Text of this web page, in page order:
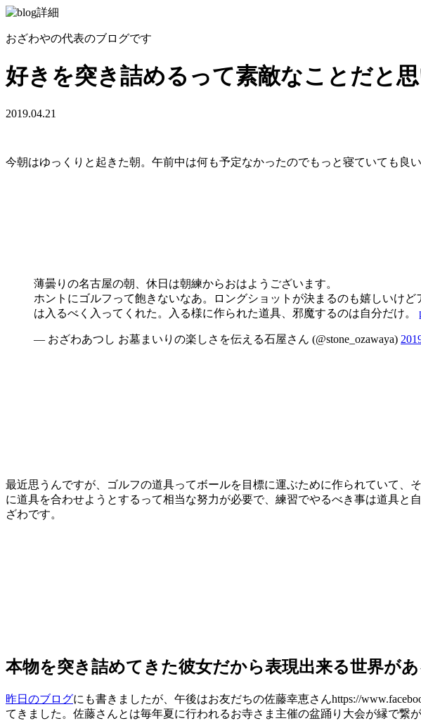
おざわやの代表のブログです
好きを突き詰めるって素敵なことだと
2019.04.21
今朝はゆっくりと起きた朝。午前中は何も予定なかったのでもっと寝ていても良
薄曇りの名古屋の朝、休日は朝練からおはようございます。
ホントにゴルフって飽きないなあ。ロングショットが決まるのも嬉しいけ
は入るべく入ってくれた。入る様に作られた道具、邪魔するのは自分だけ。
— おざわあつし お墓まいりの楽しさを伝える石屋さん (@stone_ozawaya)
最近思うんですが、ゴルフの道具ってボールを目標に運ぶために作られていて
に道具を合わせようとするって相当な努力が必要で、練習でやるべき事は道具
ざわです。
本物を突き詰めてきた彼女だから表現出来る世界があ
昨日のブログにも書きましたが、午後はお友だちの佐藤幸恵さんhttps://
てきました。佐藤さんとは毎年夏に行われるお寺さま主催の盆踊り大会が縁で繋